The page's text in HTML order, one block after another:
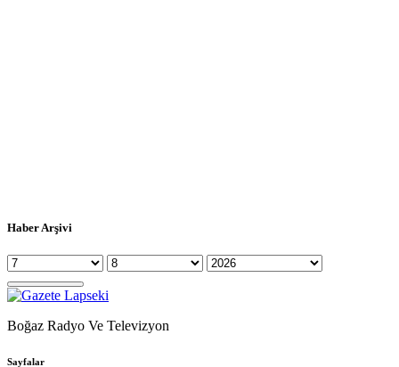
Haber Arşivi
Boğaz Radyo Ve Televizyon
Sayfalar